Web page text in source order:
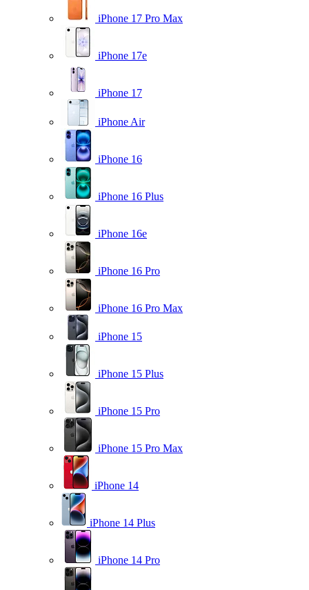
iPhone 17 Pro Max
iPhone 17e
iPhone 17
iPhone Air
iPhone 16
iPhone 16 Plus
iPhone 16e
iPhone 16 Pro
iPhone 16 Pro Max
iPhone 15
iPhone 15 Plus
iPhone 15 Pro
iPhone 15 Pro Max
iPhone 14
iPhone 14 Plus
iPhone 14 Pro